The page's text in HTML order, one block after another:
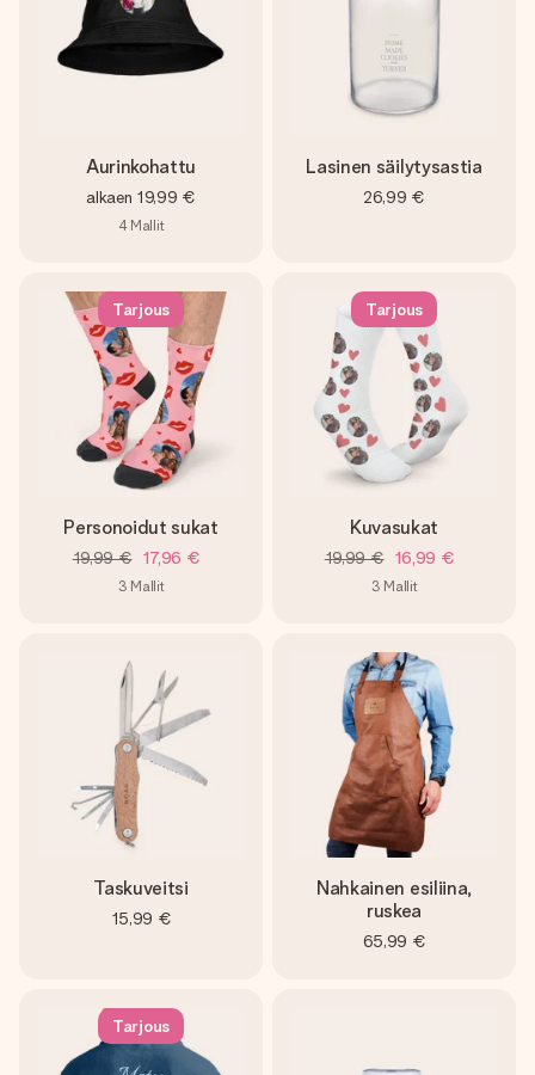
Aurinkohattu
alkaen 19,99 €
4 Mallit
Lasinen säilytysastia
26,99 €
Tarjous
Personoidut sukat
19,99 € 17,96 €
3 Mallit
Tarjous
Kuvasukat
19,99 € 16,99 €
3 Mallit
Taskuveitsi
15,99 €
Nahkainen esiliina,
ruskea
65,99 €
Tarjous